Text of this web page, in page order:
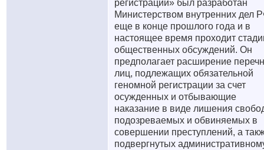
регистрации» был разработан
Министерством внутренних дел
еще в конце прошлого года и в
настоящее время проходит
общественных обсуждений. Он
предполагает расширение
лиц, подлежащих обязательной
геномной регистрации за счет
осужденных и отбывающие
наказание в виде лишения
подозреваемых и обвиняемых в
совершении преступлений, а
подвергнутых